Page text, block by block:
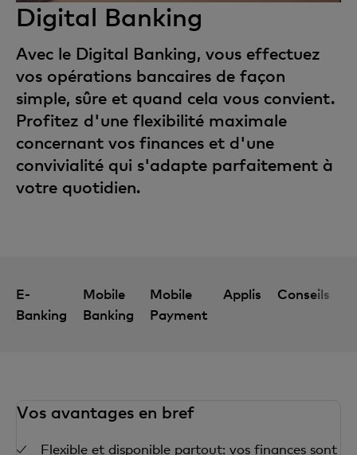
Digital Banking
Avec le Digital Banking, vous effectuez
vos opérations bancaires de façon
simple, sûre et quand cela vous convient.
Profitez d'une flexibilité maximale
concernant vos finances et d'une
convivialité qui s'adapte parfaitement à
votre quotidien.
E-
Banking
Mobile
Banking
Mobile
Payment
Applis Conseils
Vos avantages en bref
Flexible et disponible partout: vos finances sont